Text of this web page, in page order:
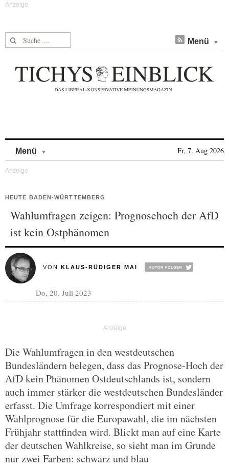
Suche nach: Menü
Menü Fr, 7. Aug 2026
HEUTE BADEN-WÜRTTEMBERG
Wahlumfragen zeigen: Prognosehoch der AfD
ist kein Ostphänomen
VON KLAUS-RÜDIGER MAI
Do, 20. Juli 2023
Die Wahlumfragen in den westdeutschen
Bundesländern belegen, dass das Prognose-Hoch der
AfD kein Phänomen Ostdeutschlands ist, sondern
auch immer stärker die westdeutschen Bundesländer
erfasst. Die Umfrage korrespondiert mit einer
Wahlprognose für die Europawahl, die im nächsten
Frühjahr stattfinden wird. Blickt man auf eine Karte
der deutschen Wahlkreise, so sieht man im Grunde
nur zwei Farben: schwarz und blau